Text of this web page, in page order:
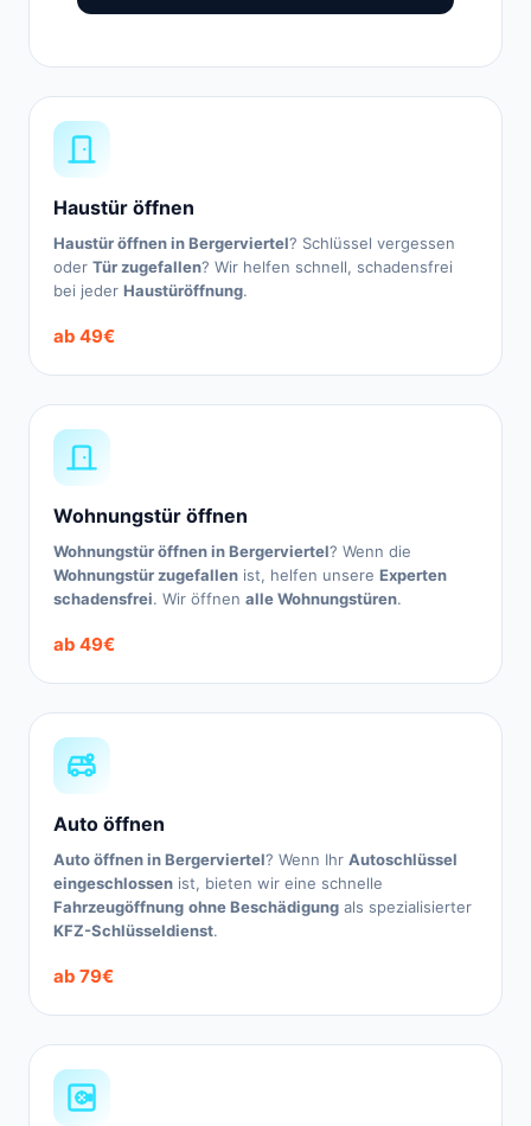
Haustür öffnen
Haustür öffnen in Bergerviertel? Schlüssel vergessen
oder Tür zugefallen? Wir helfen schnell, schadensfrei
bei jeder Haustüröffnung.
ab 49€
Wohnungstür öffnen
Wohnungstür öffnen in Bergerviertel? Wenn die
Wohnungstür zugefallen ist, helfen unsere Experten
schadensfrei. Wir öffnen alle Wohnungstüren.
ab 49€
Auto öffnen
Auto öffnen in Bergerviertel? Wenn Ihr Autoschlüssel
eingeschlossen ist, bieten wir eine schnelle
Fahrzeugöffnung ohne Beschädigung als spezialisierter
KFZ-Schlüsseldienst.
ab 79€